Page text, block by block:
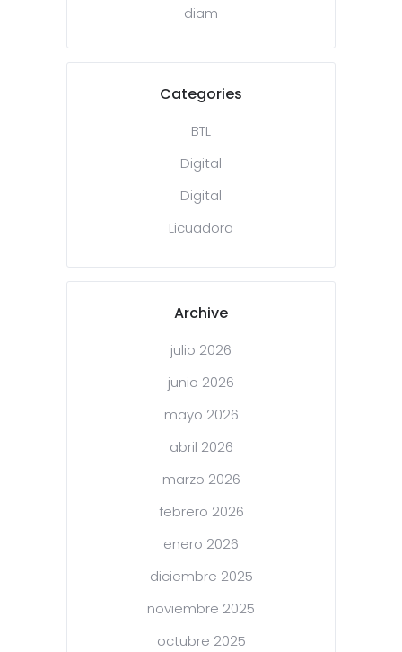
diam
Categories
BTL
Digital
Digital
Licuadora
Archive
julio 2026
junio 2026
mayo 2026
abril 2026
marzo 2026
febrero 2026
enero 2026
diciembre 2025
noviembre 2025
octubre 2025